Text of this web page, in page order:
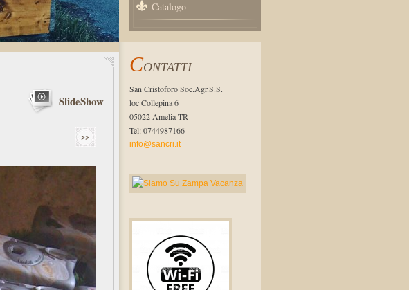
SlideShow
>>
Catalogo
CONTATTI
San Cristoforo Soc.Agr.S.S.
loc Collepina 6
05022 Amelia TR
Tel: 0744987166
info@sancri.it